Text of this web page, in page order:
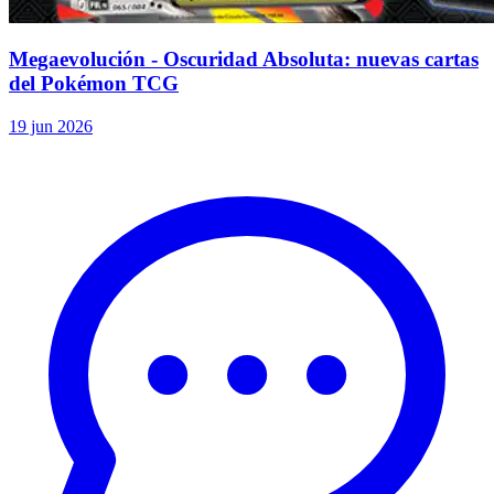
Megaevolución - Oscuridad Absoluta: nuevas cartas
del Pokémon TCG
19 jun 2026